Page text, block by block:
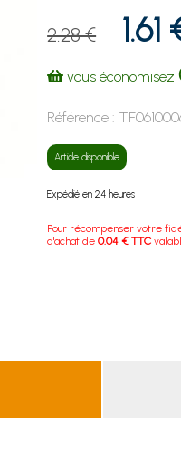
2.28 € 1.61
vous économisez
Référence :
Article disponible
Expédié en 24 heures
Pour récompenser votre
d'achat de0.04 € TTC